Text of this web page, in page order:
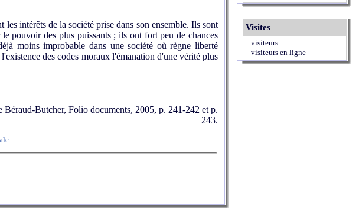
intérêts de la société prise dans son ensemble. Ils sont
pouvoir des plus puissants ; ils ont fort peu de chances
moins improbable dans une société où règne liberté
des codes moraux l'émanation d'une vérité plus
Butcher, Folio documents, 2005, p. 241-242 et p.
243.
Visites
visiteurs
visiteurs en ligne